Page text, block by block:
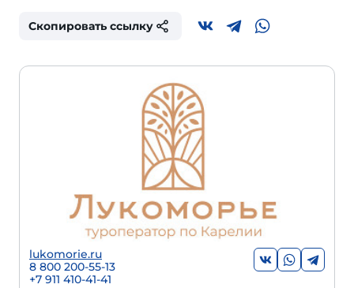
Скопировать ссылку
lukomorie.ru
8 800 200-55-13
+7 911 410-41-41